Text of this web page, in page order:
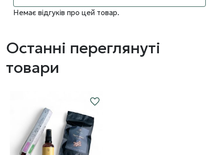
Немає відгуків про цей товар.
Останні переглянуті
товари